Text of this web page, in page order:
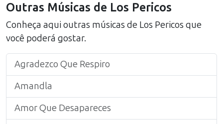
Outras Músicas de Los Pericos
Conheça aqui outras músicas de Los Pericos que
você poderá gostar.
Agradezco Que Respiro
Amandla
Amor Que Desapareces